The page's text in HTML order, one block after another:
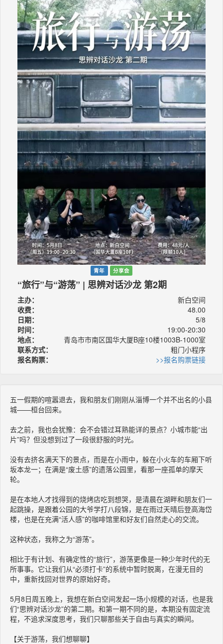
青年 分享会
“旅行”与“游荡” | 思辨对话沙龙 第2期
主办：
新白空间
收费：
48.00
日期：
5/8
时间：
19:00-20:30
地点：
青岛市市南区国华大厦B座10楼1003B-1000室
联系方式：
粗门小程序
报名购票：
>>报名购票链接
五一假期的喧嚣退去，我和朋友们刚刚从淄博一个并不出名的小县
城——桓台回来。
去之前，我也会犹豫：会不会错过耳熟能详的景点？小城市能“出
片”吗？但没想到过了一段很舒服的时光。
没有去挤名满天下的景点，而是在小雨中，躲在小火车的车厢下听
坂本龙一；在满是“废土感”的遗落公园里，看那一座孤单的摩天
轮。
是在本地人才找得到的烧烤店吃到想哭，是清晨在湖畔和朋友们一
起跳操，是跟着公园的大爷学打八段锦，是在雨过天晴后登高海岱
楼，也是在充满“活人感”的咖啡馆里和好友们自然走心的交流。
这种状态，我称之为“游荡”。
相比于有计划、有确定性的“旅行”，游荡更像是一种少年时代的无
所事事。它让我们从“必须打卡”的系统中暂时脱离，在漫无目的
中，重新找回对世界的原始好奇。
5月8日周五晚上，我想在新白空间发起一场小规模的对话，也是我
们“思辨对话沙龙”的第二期。和第一期不同的是，本期没有固定流
程，不追求深度思考，我们只聊那些关于自由与真实的瞬间。
【关于游荡，我们想聊聊】